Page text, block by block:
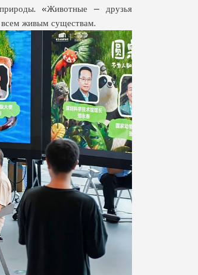
«Животные — друзья
живым существам.